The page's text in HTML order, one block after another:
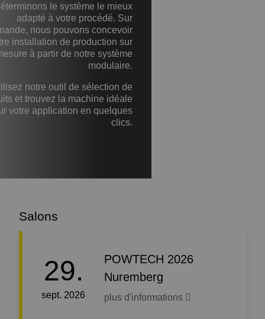
le système le mieux
adapté à votre procédé. Sur
nous pouvons concevoir
installation de production sur
à partir de notre système
modulaire.
notre outil de sélection de
et trouvez la machine idéale
votre application en quelques
clics.
Salons
29.
sept. 2026
POWTECH 2026
Nuremberg
plus d'informations